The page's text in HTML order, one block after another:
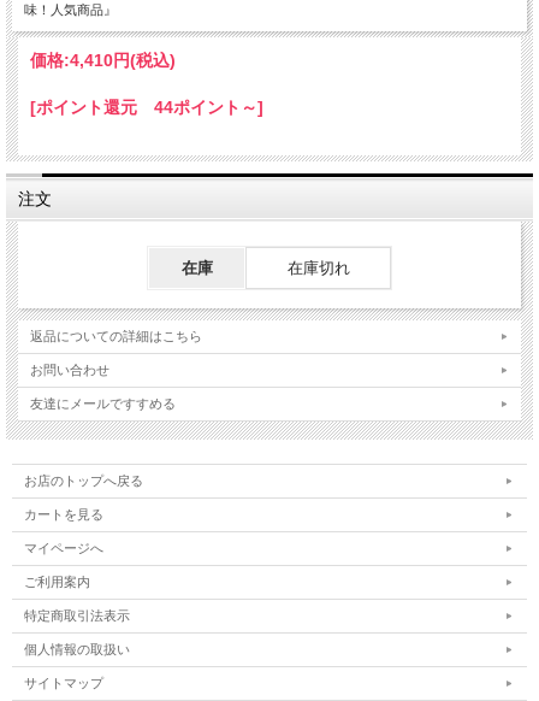
味！人気商品』
価格:4,410円(税込)
[ポイント還元 44ポイント～]
注文
在庫 在庫切れ
返品についての詳細はこちら
お問い合わせ
友達にメールですすめる
お店のトップへ戻る
カートを見る
マイページへ
ご利用案内
特定商取引法表示
個人情報の取扱い
サイトマップ